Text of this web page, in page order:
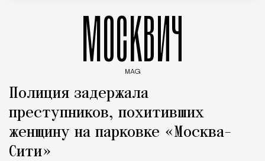
МОСКВИЧ
MAG
Полиция задержала
преступников, похитивших
женщину на парковке «Москва-
Сити»